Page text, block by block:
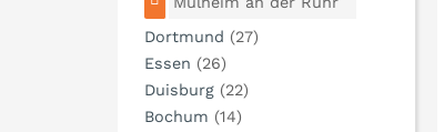
Dortmund (27)
Essen (26)
Duisburg (22)
Bochum (14)